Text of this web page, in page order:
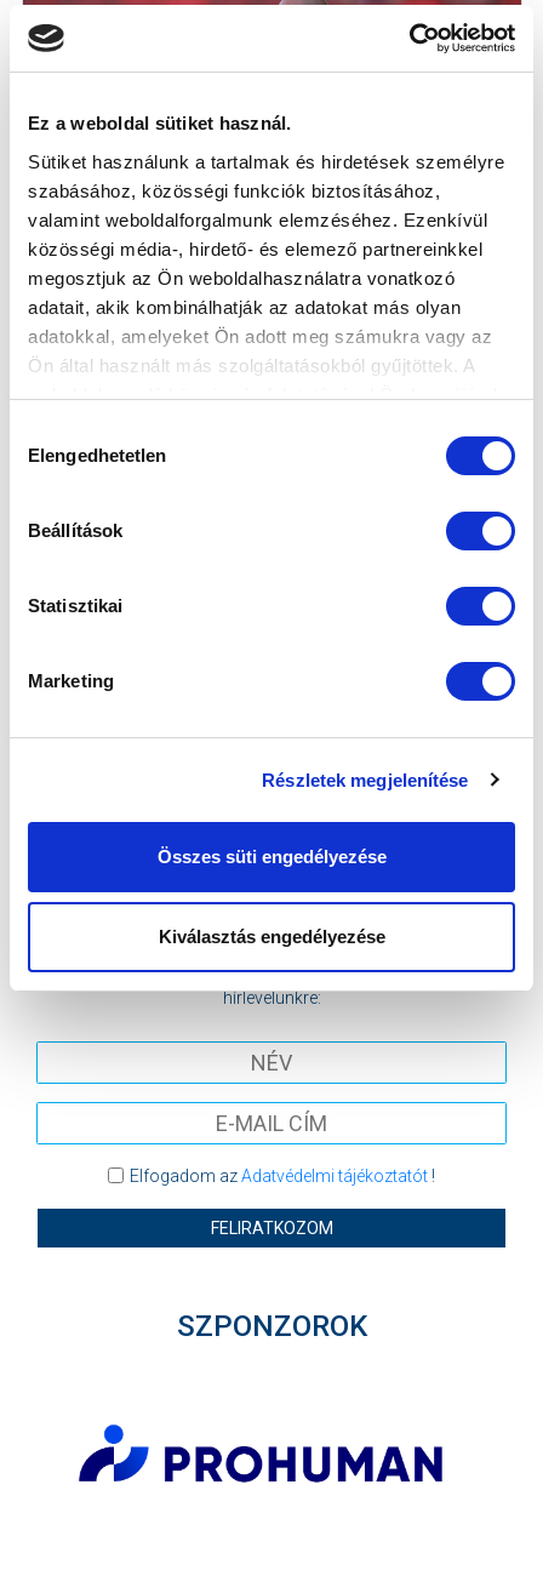
Ez a weboldal sütiket használ.
Sütiket használunk a tartalmak és hirdetések személyre
szabásához, közösségi funkciók biztosításához,
valamint weboldalforgalmunk elemzéséhez. Ezenkívül
közösségi média-, hirdető- és elemező partnereinkkel
megosztjuk az Ön weboldalhasználatra vonatkozó
adatait, akik kombinálhatják az adatokat más olyan
adatokkal, amelyeket Ön adott meg számukra vagy az
Ön által használt más szolgáltatásokból gyűjtöttek. A
weboldalon való böngészés folytatásával Ön hozzájárul a
kiválasztása
Elengedhetetlen
Beállítások
Statisztikai
Marketing
Részletek megjelenítése
Összes süti engedélyezése
Kiválasztás engedélyezése
PINEZITS MÁTÉ: „2-2 UTÁN A
GYŐZELEMRE IS VOLT ESÉLY, DE NAGY
DOLOG, HOGY ENNYISZER FELÁLLTUNK”
(VIDEÓ)
döntetlent követően, illetv...
MTK BUDAPEST PUSKÁS AKADÉMIA FC
MTK BUDAPEST HÍRLEVÉL
Ne maradjon le egy eseményről sem! Iratkozzon fel ingyenes
hírlevelünkre:
Elfogadom azAdatvédelmi tájékoztatót!
FELIRATKOZOM
SZPONZOROK